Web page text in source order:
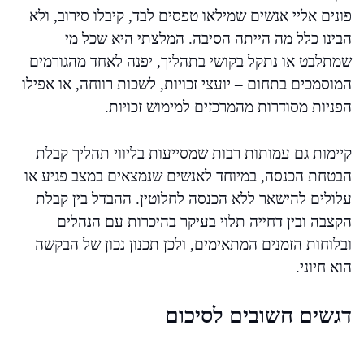
פונים אליי אנשים שמילאו טפסים לבד, קיבלו סירוב, ולא
הבינו כלל מה הייתה הסיבה. המלצתי היא שכל מי
שמתלבט או נתקל בקושי בתהליך, יפנה לאחד מהגורמים
המוסמכים בתחום – יועצי זכויות, לשכות רווחה, או אפילו
הפניות מסודרות מהמרכזים למימוש זכויות.
קיימות גם עמותות רבות שמסייעות בליווי תהליך קבלת
הבטחת הכנסה, במיוחד לאנשים שנמצאים במצב פגיע או
עלולים להישאר ללא הכנסה לחלוטין. ההבדל בין קבלת
הקצבה ובין דחייה תלוי בעיקר בהיכרות עם הנהלים
ובלוחות הזמנים המתאימים, ולכן תכנון נכון של הבקשה
הוא חיוני.
דגשים חשובים לסיכום